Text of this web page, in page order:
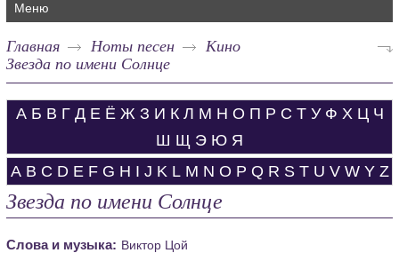
Меню
Главная Ноты песен
Кино
Звезда по имени Солнце
А Б В Г Д Е Ё Ж З И К Л М Н О П Р С Т У Ф Х Ц Ч
Ш Щ Э Ю Я
A B C D E F G H I J K L M N O P Q R S T U V W Y Z
Звезда по имени Солнце
Слова и музыка: Виктор Цой